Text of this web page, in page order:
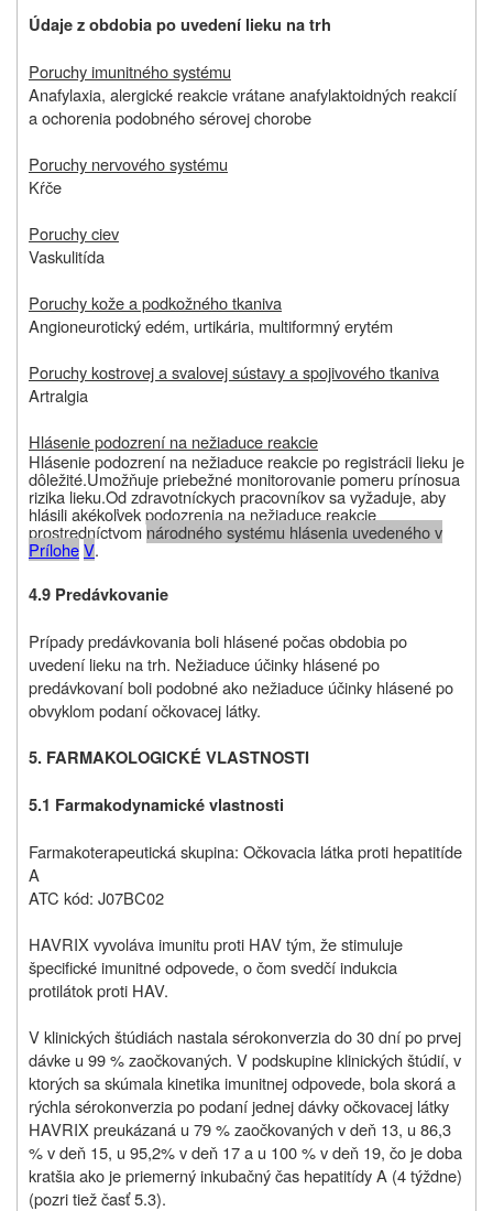
Údaje z obdobia po uvedení lieku na trh
Poruchy imunitného systému
Anafylaxia, alergické reakcie vrátane anafylaktoidných reakcií
a ochorenia podobného sérovej chorobe
Poruchy nervového systému
Kŕče
Poruchy ciev
Vaskulitída
Poruchy kože a podkožného tkaniva
Angioneurotický edém, urtikária, multiformný erytém
Poruchy kostrovej a svalovej sústavy a spojivového tkaniva
Artralgia
Hlásenie podozrení na nežiaduce reakcie
Hlásenie podozrení na nežiaduce reakcie po registrácii lieku je
dôležité.Umožňuje priebežné monitorovanie pomeru prínosua
rizika lieku.Odzdravotníckych pracovníkov sa vyžaduje, aby
hlásili akékoľvek podozrenia na nežiaduce reakcie
prostredníctvom národného systému hlásenia uvedeného v
PríloheV.
4.9 Predávkovanie
Prípady predávkovania boli hlásené počas obdobia po
uvedení lieku na trh. Nežiaduce účinky hlásené po
predávkovaní boli podobné ako nežiaduce účinky hlásené po
obvyklom podaní očkovacej látky.
5. FARMAKOLOGICKÉ VLASTNOSTI
5.1 Farmakodynamické vlastnosti
Farmakoterapeutická skupina: Očkovacia látka proti hepatitíde
A
ATC kód: J07BC02
HAVRIX vyvoláva imunitu proti HAV tým, že stimuluje
špecifické imunitné odpovede, o čom svedčí indukcia
protilátok proti HAV.
V klinických štúdiách nastala sérokonverzia do 30 dní po prvej
dávke u 99 % zaočkovaných. V podskupine klinických štúdií, v
ktorých sa skúmala kinetika imunitnej odpovede, bola skorá a
rýchla sérokonverzia po podaní jednej dávky očkovacej látky
HAVRIX preukázaná u 79 % zaočkovaných v deň 13, u 86,3
% v deň 15, u 95,2% v deň 17 a u 100 % v deň 19, čo je doba
kratšia ako je priemerný inkubačný čas hepatitídy A (4 týždne)
(pozri tiež časť 5.3).